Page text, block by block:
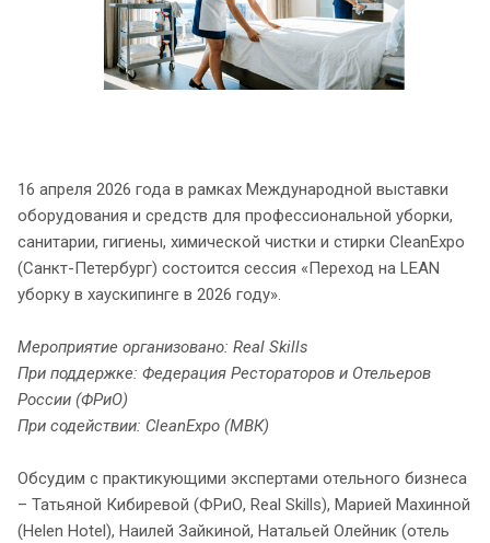
16 апреля 2026 года в рамках Международной выставки
оборудования и средств для профессиональной уборки,
санитарии, гигиены, химической чистки и стирки CleanExpo
(Санкт-Петербург) состоится сессия «Переход на LEAN
уборку в хаускипинге в 2026 году».
Мероприятие организовано: Real Skills
При поддержке: Федерация Рестораторов и Отельеров
России (ФРиО)
При содействии: CleanExpo (МВК)
Обсудим с практикующими экспертами отельного бизнеса
– Татьяной Кибиревой (ФРиО, Real Skills), Марией Махинной
(Helen Hotel), Наилей Зайкиной, Натальей Олейник (отель